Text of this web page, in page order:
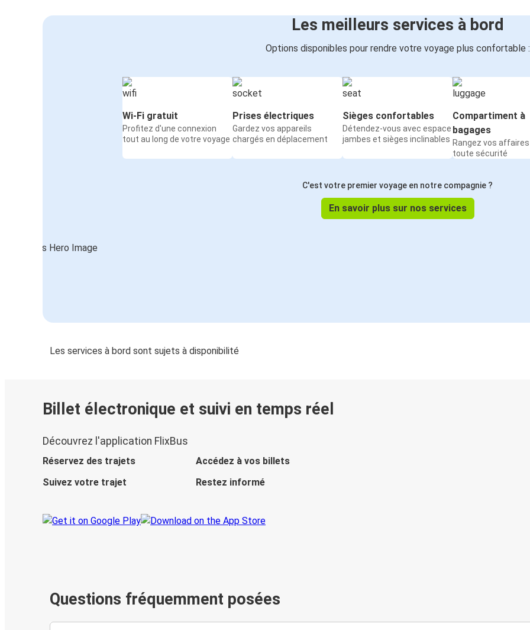
Les meilleurs services à bord
Options disponibles pour rendre votre voyage plus confortable :
Wi-Fi gratuit
Profitez d'une connexion
tout au long de votre voyage
Prises électriques
Gardez vos appareils
chargés en déplacement
Sièges confortables
Détendez-vous avec espace
jambes et sièges inclinables
Compartiment à
bagages
Rangez vos affaires
toute sécurité
C'est votre premier voyage en notre compagnie ?
En savoir plus sur nos services
Les services à bord sont sujets à disponibilité
Billet électronique et suivi en temps réel
Découvrez l'application FlixBus
Réservez des trajets
Accédez à vos billets
Suivez votre trajet
Restez informé
Questions fréquemment posées